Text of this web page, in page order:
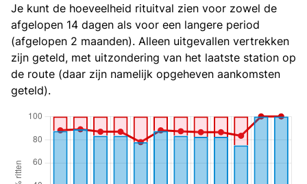
Je kunt de hoeveelheid rituitval zien voor zowel de
afgelopen 14 dagen als voor een langere period
(afgelopen 2 maanden). Alleen uitgevallen vertrekken
zijn geteld, met uitzondering van het laatste station op
de route (daar zijn namelijk opgeheven aankomsten
geteld).